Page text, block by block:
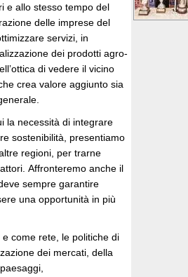
e allo stesso tempo del
delle imprese del
servizi, in
dei prodotti agro-
di vedere il vicino
crea valore aggiunto sia
la necessità di integrare
sostenibilità, presentiamo
regioni, per trarne
Affronteremo anche il
sempre garantire
una opportunità in più
come rete, le politiche di
dei mercati, della